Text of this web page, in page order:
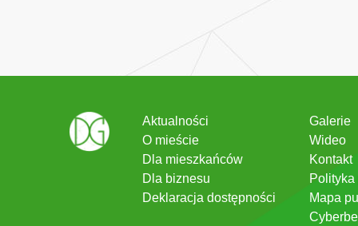
Aktualności
O mieście
Dla mieszkańców
Dla biznesu
Deklaracja dostępności
Galerie
Wideo
Kontakt
Mapa